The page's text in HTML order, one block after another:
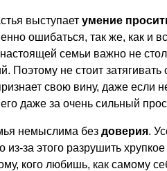
выступает умение
ошибаться, так же, как и
семьи важно не
Поэтому не стоит
свою вину, даже если
даже за очень сильный
немыслима без доверия.
из-за этого разрушить
кого любишь, как самому